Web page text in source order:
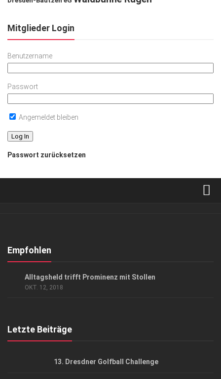
Mitglieder Login
Benutzername
Passwort
Angemeldet bleiben
Passwort zurücksetzen
Kontakt, Impressum
Empfohlen
Alltagsheld trifft Prominenz mit Stollen
OKT. 12, 2018
Letzte Beiträge
13. Dresdner Golfball Challenge